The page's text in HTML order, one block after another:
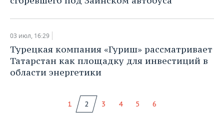
03 июл, 16:29
Турецкая компания «Гуриш» рассматривает
Татарстан как площадку для инвестиций в
области энергетики
1 2 3 4 5 6